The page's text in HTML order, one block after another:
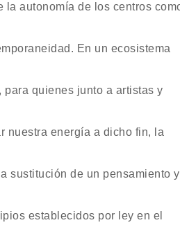
la autonomía de los centros
En un ecosistema
quienes junto a artistas y
nuestra energía a dicho fin, la
sustitución de un pensamiento y
establecidos por ley en el